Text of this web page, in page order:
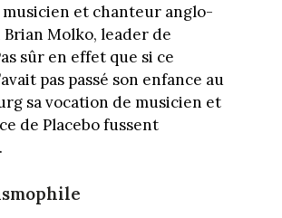
et chanteur anglo-
Molko, leader de
sûr en effet que si ce
pas passé son enfance au
sa vocation de musicien et
de Placebo fussent